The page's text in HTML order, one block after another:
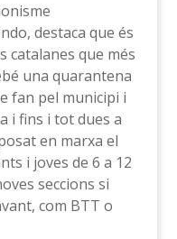
destaca que és
catalanes que més
una quarantena
fan pel municipi i
i fins i tot dues a
en marxa el
i joves de 6 a 12
seccions si
com BTT o